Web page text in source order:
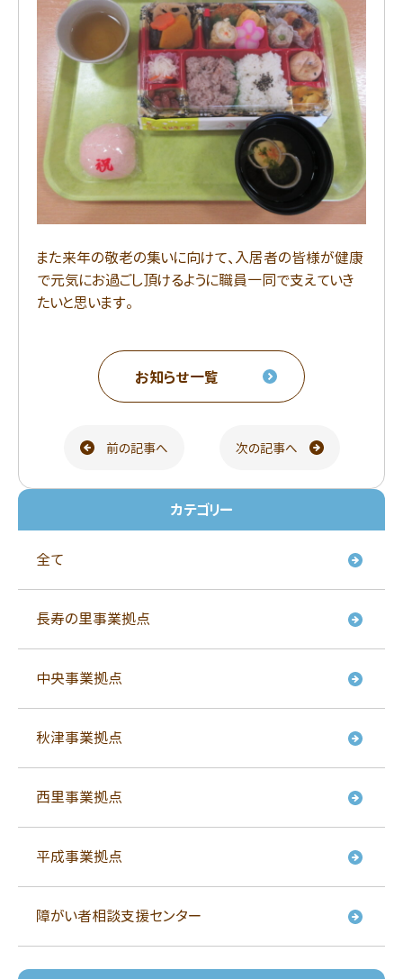
また来年の敬老の集いに向けて、入居者の皆様が健康
で元気にお過ごし頂けるように職員一同で支えていき
たいと思います。
お知らせ一覧
前の記事へ 次の記事へ
ページ送り
カテゴリー
全て
長寿の里事業拠点
中央事業拠点
秋津事業拠点
西里事業拠点
平成事業拠点
障がい者相談支援センター